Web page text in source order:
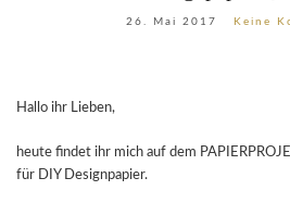
26. Mai 2017 Keine
Hallo ihr Lieben,
heute findet ihr mich auf dem
für DIY Designpapier.